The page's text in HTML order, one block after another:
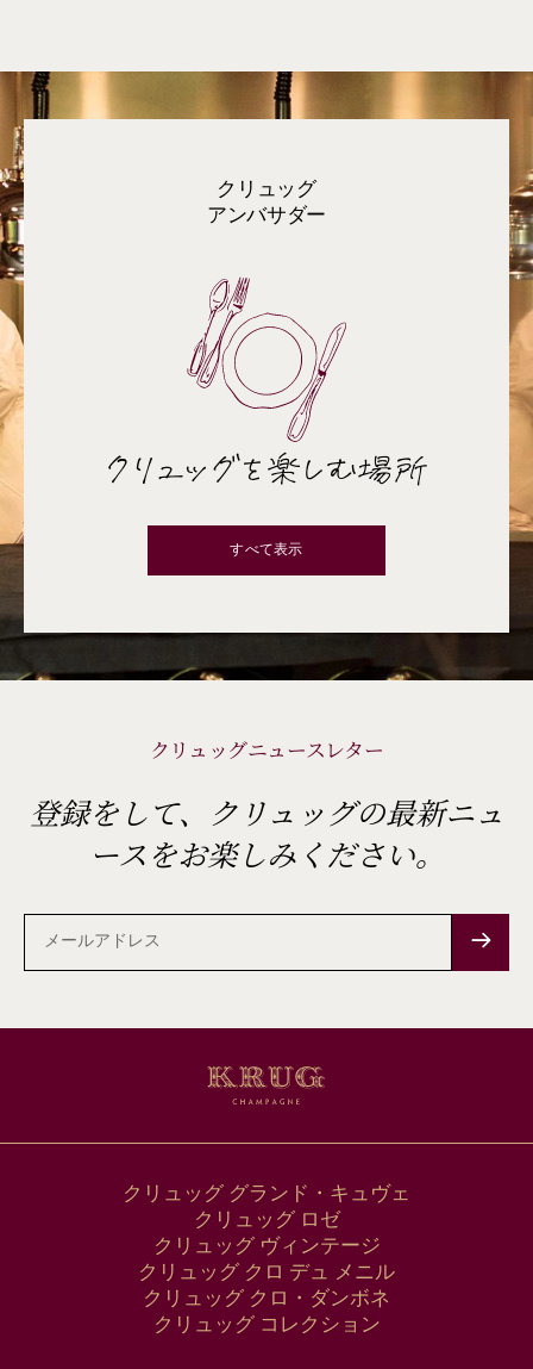
クリュッグ
アンバサダー
クリュッグを楽しむ場所
すべて表示
クリュッグニュースレター
登録をして、クリュッグの最新ニュ
ースをお楽しみください。
メ
ー
ル
ア
ド
クリュッグ グランド・キュヴェ
クリュッグ ロゼ
クリュッグ ヴィンテージ
クリュッグ クロ デュ メニル
クリュッグ クロ・ダンボネ
クリュッグ コレクション